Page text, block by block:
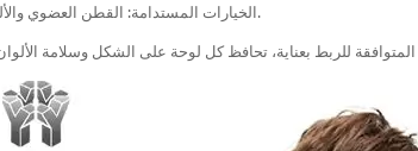
الخيارات المستدامة: القطن العضوي والألياف المعاد تدويرها تلبي المعايير البيئية العالمية.